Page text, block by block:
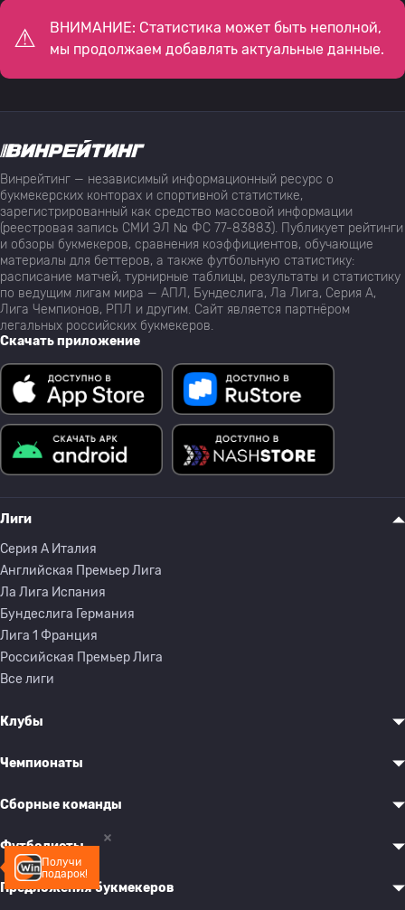
ВНИМАНИЕ: Статистика может быть неполной,
мы продолжаем добавлять актуальные данные.
Получи
подарок!
Винрейтинг — независимый информационный ресурс о
букмекерских конторах и спортивной статистике,
зарегистрированный как средство массовой информации
(реестровая запись СМИ ЭЛ № ФС 77-83883). Публикует рейтинги
и обзоры букмекеров, сравнения коэффициентов, обучающие
материалы для беттеров, а также футбольную статистику:
расписание матчей, турнирные таблицы, результаты и статистику
по ведущим лигам мира — АПЛ, Бундеслига, Ла Лига, Серия А,
Лига Чемпионов, РПЛ и другим. Сайт является партнёром
легальных российских букмекеров.
Скачать приложение
Лиги
Серия A Италия
Английская Премьер Лига
Ла Лига Испания
Бундеслига Германия
Лига 1 Франция
Российская Премьер Лига
Все лиги
Клубы
Чемпионаты
Сборные команды
Футболисты
Предложения букмекеров